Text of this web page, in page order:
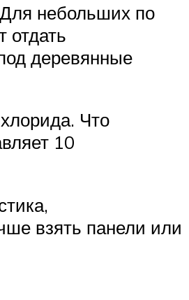
небольших по
отдать
деревянные
Что
10
взять панели или